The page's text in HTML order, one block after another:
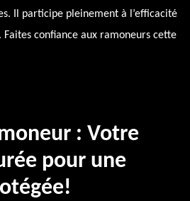
Il participe pleinement à l’efficacité
confiance aux ramoneurs cette
: Votre
pour une